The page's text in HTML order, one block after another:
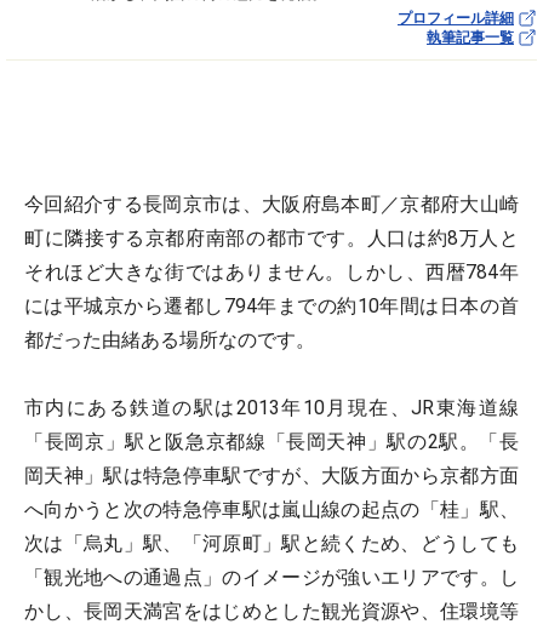
プロフィール詳細
執筆記事一覧
今回紹介する長岡京市は、大阪府島本町／京都府大山崎
町に隣接する京都府南部の都市です。人口は約8万人と
それほど大きな街ではありません。しかし、西暦784年
には平城京から遷都し794年までの約10年間は日本の首
都だった由緒ある場所なのです。
市内にある鉄道の駅は2013年10月現在、JR東海道線
「長岡京」駅と阪急京都線「長岡天神」駅の2駅。「長
岡天神」駅は特急停車駅ですが、大阪方面から京都方面
へ向かうと次の特急停車駅は嵐山線の起点の「桂」駅、
次は「烏丸」駅、「河原町」駅と続くため、どうしても
「観光地への通過点」のイメージが強いエリアです。し
かし、長岡天満宮をはじめとした観光資源や、住環境等